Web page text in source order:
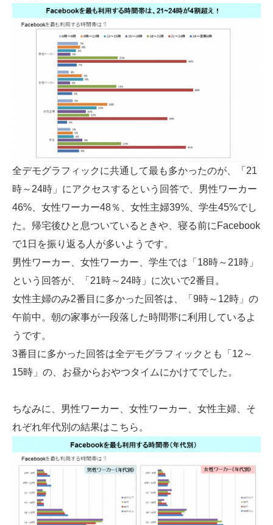
全デモグラフィックに共通して最も多かったのが、「21
時～24時」にアクセスするという回答で、男性ワーカー
46%、女性ワーカー48％、女性主婦39%、学生45%でし
た。帰宅後ひと息ついているときや、寝る前にFacebook
で1日を振り返る人が多いようです。
男性ワーカー、女性ワーカー、学生では「18時～21時」
という回答が、「21時～24時」に次いで2番目。
女性主婦のみ2番目に多かった回答は、「9時～12時」の
午前中。朝の家事が一段落した時間帯に利用しているよ
うです。
3番目に多かった回答は全デモグラフィックとも「12～
15時」の、お昼からおやつタイムにかけてでした。
ちなみに、男性ワーカー、女性ワーカー、女性主婦、そ
れぞれ年代別の結果はこちら。